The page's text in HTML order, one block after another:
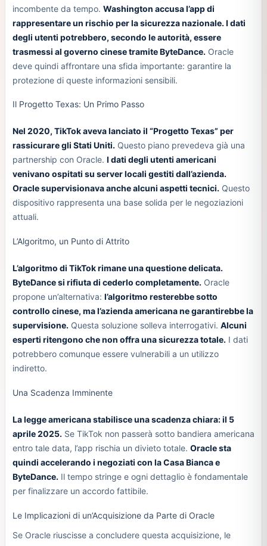
incombente da tempo. Washington accusa l’app di
rappresentare un rischio per la sicurezza nazionale. I dati
degli utenti potrebbero, secondo le autorità, essere
trasmessi al governo cinese tramite ByteDance. Oracle
deve quindi affrontare una sfida importante: garantire la
protezione di queste informazioni sensibili.
Il Progetto Texas: Un Primo Passo
Nel 2020, TikTok aveva lanciato il “Progetto Texas” per
rassicurare gli Stati Uniti. Questo piano prevedeva già una
partnership con Oracle. I dati degli utenti americani
venivano ospitati su server locali gestiti dall’azienda.
Oracle supervisionava anche alcuni aspetti tecnici. Questo
dispositivo rappresenta una base solida per le negoziazioni
attuali.
L’Algoritmo, un Punto di Attrito
L’algoritmo di TikTok rimane una questione delicata.
ByteDance si rifiuta di cederlo completamente. Oracle
propone un’alternativa: l’algoritmo resterebbe sotto
controllo cinese, ma l’azienda americana ne garantirebbe la
supervisione. Questa soluzione solleva interrogativi. Alcuni
esperti ritengono che non offra una sicurezza totale. I dati
potrebbero comunque essere vulnerabili a un utilizzo
indiretto.
Una Scadenza Imminente
La legge americana stabilisce una scadenza chiara: il 5
aprile 2025. Se TikTok non passerà sotto bandiera americana
entro tale data, l’app rischia un divieto totale. Oracle sta
quindi accelerando i negoziati con la Casa Bianca e
ByteDance. Il tempo stringe e ogni dettaglio è fondamentale
per finalizzare un accordo fattibile.
Le Implicazioni di un’Acquisizione da Parte di Oracle
Se Oracle riuscisse a concludere questa acquisizione, le